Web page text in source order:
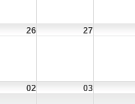
26 27
02 03